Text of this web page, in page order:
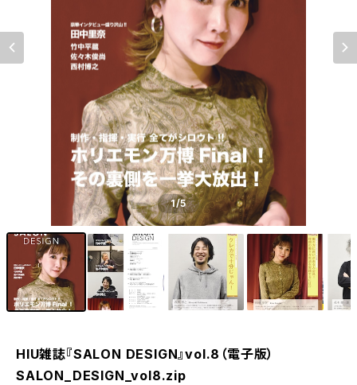
1/5
HIU雑誌『SALON DESIGN』vol.8（電子版）
SALON_DESIGN_vol8.zip